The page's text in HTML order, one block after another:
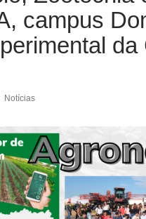
campus
da
Notícias